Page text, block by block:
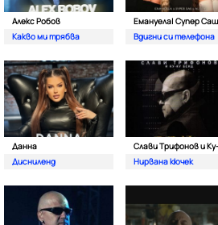
Алекс Робов
Какво ми трябва
Вдигни си телефона
Данна
Дисниленд
Нирвана кючек